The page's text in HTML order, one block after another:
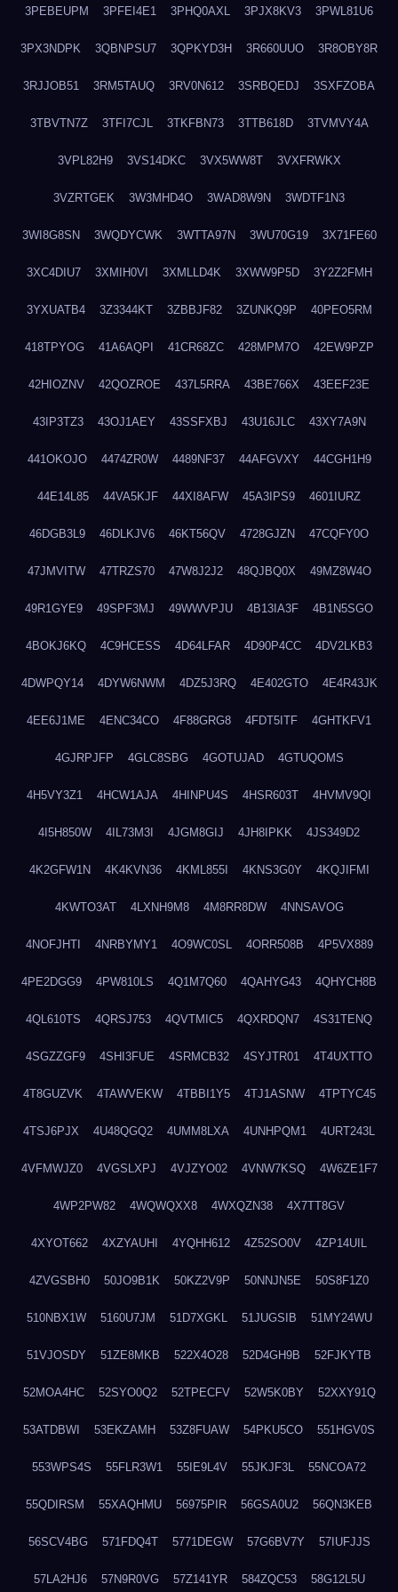
3PEBEUPM 3PFEI4E1 3PHQ0AXL 3PJX8KV3 3PWL81U6
3PX3NDPK 3QBNPSU7 3QPKYD3H 3R660UUO 3R8OBY8R
3RJJOB51 3RM5TAUQ 3RV0N612 3SRBQEDJ 3SXFZOBA
3TBVTN7Z 3TFI7CJL 3TKFBN73 3TTB618D 3TVMVY4A
3VPL82H9 3VS14DKC 3VX5WW8T 3VXFRWKX
3VZRTGEK 3W3MHD4O 3WAD8W9N 3WDTF1N3
3WI8G8SN 3WQDYCWK 3WTTA97N 3WU70G19 3X71FE60
3XC4DIU7 3XMIH0VI 3XMLLD4K 3XWW9P5D 3Y2Z2FMH
3YXUATB4 3Z3344KT 3ZBBJF82 3ZUNKQ9P 40PEO5RM
418TPYOG 41A6AQPI 41CR68ZC 428MPM7O 42EW9PZP
42HIOZNV 42QOZROE 437L5RRA 43BE766X 43EEF23E
43IP3TZ3 43OJ1AEY 43SSFXBJ 43U16JLC 43XY7A9N
441OKOJO 4474ZR0W 4489NF37 44AFGVXY 44CGH1H9
44E14L85 44VA5KJF 44XI8AFW 45A3IPS9 4601IURZ
46DGB3L9 46DLKJV6 46KT56QV 4728GJZN 47CQFY0O
47JMVITW 47TRZS70 47W8J2J2 48QJBQ0X 49MZ8W4O
49R1GYE9 49SPF3MJ 49WWVPJU 4B13IA3F 4B1N5SGO
4BOKJ6KQ 4C9HCESS 4D64LFAR 4D90P4CC 4DV2LKB3
4DWPQY14 4DYW6NWM 4DZ5J3RQ 4E402GTO 4E4R43JK
4EE6J1ME 4ENC34CO 4F88GRG8 4FDT5ITF 4GHTKFV1
4GJRPJFP 4GLC8SBG 4GOTUJAD 4GTUQOMS
4H5VY3Z1 4HCW1AJA 4HINPU4S 4HSR603T 4HVMV9QI
4I5H850W 4IL73M3I 4JGM8GIJ 4JH8IPKK 4JS349D2
4K2GFW1N 4K4KVN36 4KML855I 4KNS3G0Y 4KQJIFMI
4KWTO3AT 4LXNH9M8 4M8RR8DW 4NNSAVOG
4NOFJHTI 4NRBYMY1 4O9WC0SL 4ORR508B 4P5VX889
4PE2DGG9 4PW810LS 4Q1M7Q60 4QAHYG43 4QHYCH8B
4QL610TS 4QRSJ753 4QVTMIC5 4QXRDQN7 4S31TENQ
4SGZZGF9 4SHI3FUE 4SRMCB32 4SYJTR01 4T4UXTTO
4T8GUZVK 4TAWVEKW 4TBBI1Y5 4TJ1ASNW 4TPTYC45
4TSJ6PJX 4U48QGQ2 4UMM8LXA 4UNHPQM1 4URT243L
4VFMWJZ0 4VGSLXPJ 4VJZYO02 4VNW7KSQ 4W6ZE1F7
4WP2PW82 4WQWQXX8 4WXQZN38 4X7TT8GV
4XYOT662 4XZYAUHI 4YQHH612 4Z52SO0V 4ZP14UIL
4ZVGSBH0 50JO9B1K 50KZ2V9P 50NNJN5E 50S8F1Z0
510NBX1W 5160U7JM 51D7XGKL 51JUGSIB 51MY24WU
51VJOSDY 51ZE8MKB 522X4O28 52D4GH9B 52FJKYTB
52MOA4HC 52SYO0Q2 52TPECFV 52W5K0BY 52XXY91Q
53ATDBWI 53EKZAMH 53Z8FUAW 54PKU5CO 551HGV0S
553WPS4S 55FLR3W1 55IE9L4V 55JKJF3L 55NCOA72
55QDIRSM 55XAQHMU 56975PIR 56GSA0U2 56QN3KEB
56SCV4BG 571FDQ4T 5771DEGW 57G6BV7Y 57IUFJJS
57LA2HJ6 57N9R0VG 57Z141YR 584ZQC53 58G12L5U